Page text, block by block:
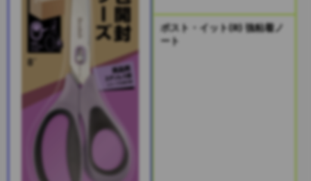
ポスト・イット(R) 強粘着ノ
ート